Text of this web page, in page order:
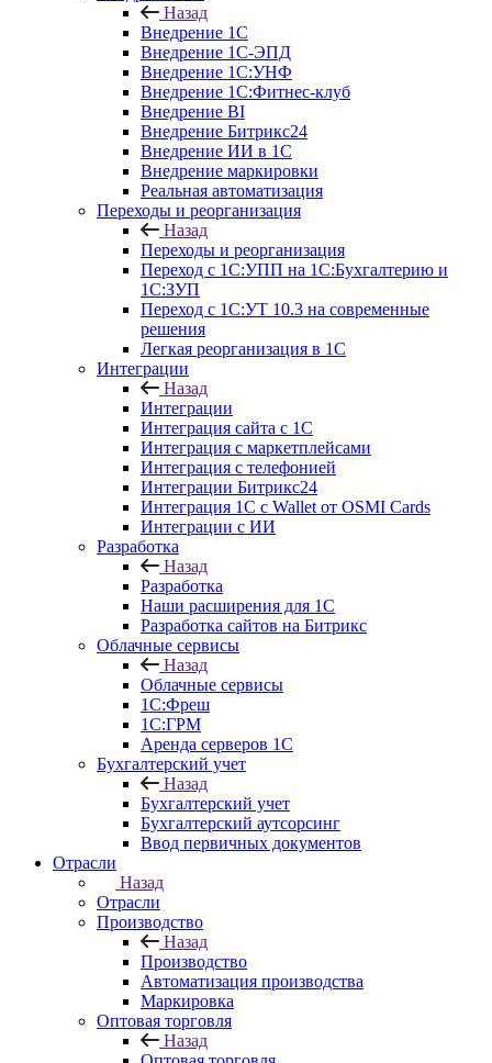
Назад
Внедрение 1С
Внедрение 1С-ЭПД
Внедрение 1С:УНФ
Внедрение 1С:Фитнес-клуб
Внедрение BI
Внедрение Битрикс24
Внедрение ИИ в 1С
Внедрение маркировки
Реальная автоматизация
Переходы и реорганизация
Назад
Переходы и реорганизация
Переход с 1С:УПП на 1С:Бухгалтерию и
1С:ЗУП
Переход с 1С:УТ 10.3 на современные
решения
Легкая реорганизация в 1С
Интеграции
Назад
Интеграции
Интеграция сайта с 1С
Интеграция с маркетплейсами
Интеграция с телефонией
Интеграции Битрикс24
Интеграция 1С с Wallet от OSMI Cards
Интеграции с ИИ
Разработка
Назад
Разработка
Наши расширения для 1С
Разработка сайтов на Битрикс
Облачные сервисы
Назад
Облачные сервисы
1С:Фреш
1С:ГРМ
Аренда серверов 1С
Бухгалтерский учет
Назад
Бухгалтерский учет
Бухгалтерский аутсорсинг
Ввод первичных документов
Отрасли
Назад
Отрасли
Производство
Назад
Производство
Автоматизация производства
Маркировка
Оптовая торговля
Назад